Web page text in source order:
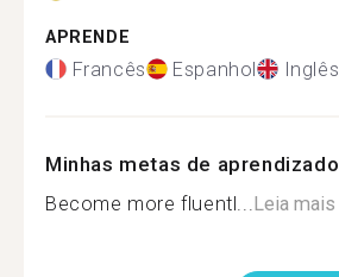
APRENDE
Francês Espanhol Inglês
Minhas metas de aprendizado
Become more fluentl... Leia mais